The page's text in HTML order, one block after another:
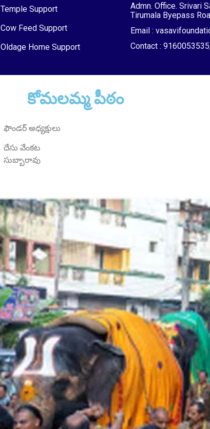
Temple Support
Cow Feed Support
Oldage Home Support
Admn. Office. Srivari
Tirumala Byepass
Email :
Contact :
కోమలమ్మ పీఠం
ఫౌండర్ అధ్యక్షులు
దేసు వేంకట
సుబ్బారావు